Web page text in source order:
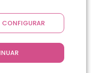
CONFIGURAR